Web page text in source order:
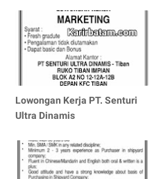
Lowongan Kerja PT. Senturi
Ultra Dinamis